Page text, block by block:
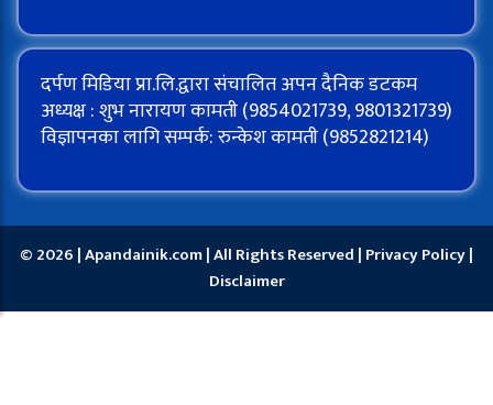
दर्पण मिडिया प्रा.लि.द्वारा संचालित अपन दैनिक डटकम
अध्यक्ष : शुभ नारायण कामती (9854021739, 9801321739)
विज्ञापनका लागि सम्पर्क: रुन्केश कामती (9852821214)
© 2026 | Apandainik.com | All Rights Reserved | Privacy Policy|
Disclaimer